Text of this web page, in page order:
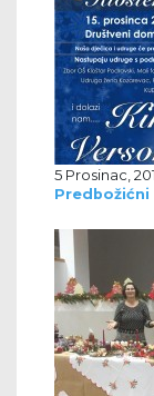
5 Prosinac,